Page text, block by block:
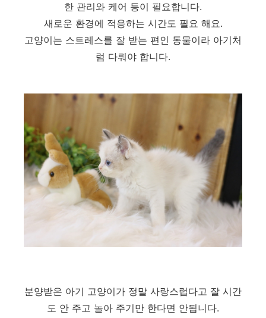
한 관리와 케어 등이 필요합니다.
새로운 환경에 적응하는 시간도 필요 해요.
고양이는 스트레스를 잘 받는 편인 동물이라 아기처
럼 다뤄야 합니다.
분양받은 아기 고양이가 정말 사랑스럽다고 잘 시간
도 안 주고 놀아 주기만 한다면 안됩니다.